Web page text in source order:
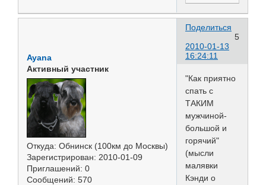
Поделиться
5
2010-01-13
16:24:11
Ayana
Активный участник
Откуда: Обнинск (100км до Москвы)
Зарегистрирован: 2010-01-09
Приглашений: 0
Сообщений: 570
"Как приятно
спать с
ТАКИМ
мужчиной-
большой и
горячий"
(мысли
малявки
Кэнди о